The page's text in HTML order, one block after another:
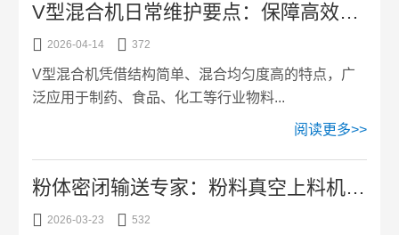
V型混合机日常维护要点：保障高效稳定运行
 2026-04-14  372
V型混合机凭借结构简单、混合均匀度高的特点，广
泛应用于制药、食品、化工等行业物料...
阅读更多>>
粉体密闭输送专家：粉料真空上料机工作原理与优势
 2026-03-23  532